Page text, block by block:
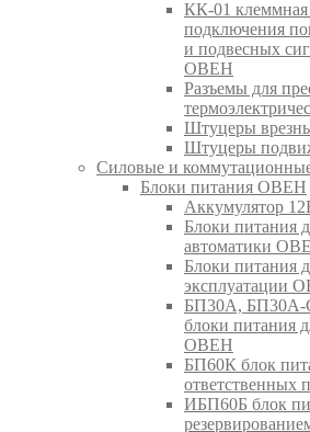
КК-01 клеммная
подключения
и подвесных
ОВЕН
Разъемы для
Штуцеры
Штуцеры
Силовые и
Блоки питания ОВЕН
Аккумулятор
Блоки питания
автоматики
Блоки питания
эксплуатации
БП30А, БП30А-
блоки питания
ОВЕН
БП60К блок
ИБП60Б блок